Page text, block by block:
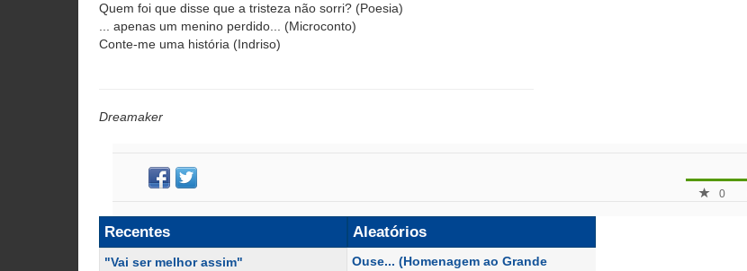
Quem foi que disse que a tristeza não sorri? (Poesia)
... apenas um menino perdido... (Microconto)
Conte-me uma história (Indriso)
Dreamaker
0
Recentes
"Vai ser melhor assim"
Aleatórios
Ouse... (Homenagem ao Grande